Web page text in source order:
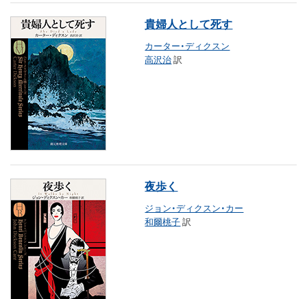
貴婦人として死す
カーター・ディクスン
高沢治訳
夜歩く
ジョン・ディクスン・カー
和爾桃子訳